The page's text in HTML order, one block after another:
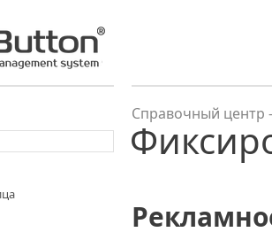
Справочный центр